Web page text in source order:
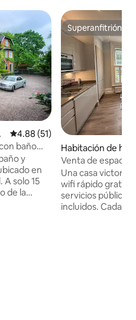
Calificación promedio: 4.88 de
4.88 (51)
baño
|
y
en
solo 15
de la
Superanfitrión
Superanfitrión
Habitación de
er Manchester
Venta de
con baño
Una casa
wifi rápido
servicios públicos
incluidos. Cada